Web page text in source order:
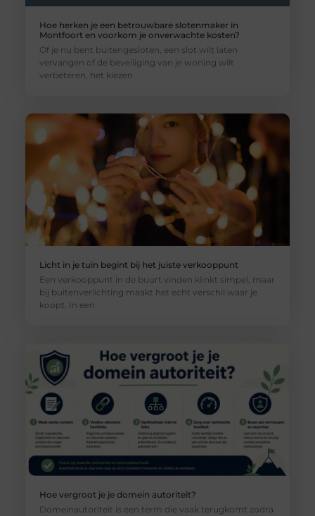
Hoe herken je een betrouwbare slotenmaker in
Montfoort en voorkom je onverwachte kosten?
Of je nu bent buitengesloten, een slot wilt laten
vervangen of de beveiliging van je woning wilt
verbeteren, het kiezen
Licht in je tuin begint bij het juiste verkooppunt
Een verkooppunt in de buurt vinden klinkt simpel, maar
bij buitenverlichting maakt het echt verschil waar je
koopt. In een
Hoe vergroot je je domein autoriteit?
Domeinautoriteit is een term die vaak terugkomt zodra